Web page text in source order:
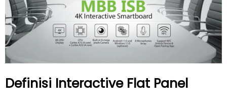
Definisi Interactive Flat Panel